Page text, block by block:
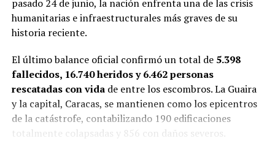
local, dijeron los investigadores.
Loscientíficos temen un eventual choque entre la
ser un duelo enorme», advirtió María Carolina Sabbaga,
una de las coordinadoras de Butantan para el estudio de
nuevas variantes. «Creo queP.1ya es la dominante. No
estoy segura de si la (variante) sudafricana superará a
P.1 , veremos».
pasado 24 de junio, la nación enfrenta una de las crisis
humanitarias e infraestructurales más graves de su
historia reciente.
El último balance oficial confirmó un total de 5.398
fallecidos, 16.740 heridos y 6.462 personas
rescatadas con vidade entre los escombros. La Guaira
y la capital, Caracas, se mantienen como los epicentros
de la catástrofe, contabilizando 190 edificaciones
totalmente colapsadas y 856 con daños severos.